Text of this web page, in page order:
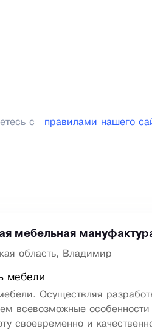
с правилами нашего
мебельная
область, Владимир
мебели
Осуществляя
всевозможные особенности
своевременно и